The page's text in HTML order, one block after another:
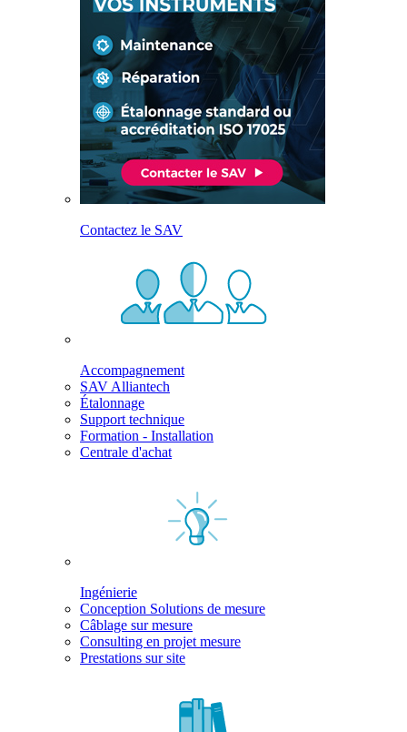
Contactez le SAV
Accompagnement
SAV Alliantech
Étalonnage
Support technique
Formation - Installation
Centrale d'achat
Ingénierie
Conception Solutions de mesure
Câblage sur mesure
Consulting en projet mesure
Prestations sur site